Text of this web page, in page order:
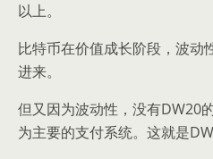
以上。
比特币在价值成长阶段，波动
进来。
但又因为波动性，没有DW20
为主要的支付系统。这就是